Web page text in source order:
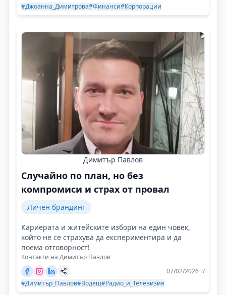
#Джоанна_Димитрова#Финанси#Корпорации
Димитър Павлов
Случайно по план, но без
компромиси и страх от провал
Личен брандинг
Кариерата и житейските избори на един човек,
който не се страхува да експериментира и да
поема отговорност!
Контакти на Димитър Павлов
07/02/2026 г/
#Димитър_Павлов#Водещ#Радио_и_Телевизия